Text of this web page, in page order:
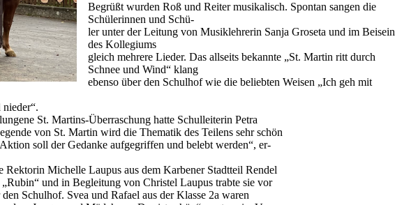
Begrüßt wurden Roß und Reiter musikalisch. Spontan sangen die
Schülerinnen und Schü-
ler unter der Leitung von Musiklehrerin Sanja Groseta und im Beisein
des Kollegiums
gleich mehrere Lieder. Das allseits bekannte „St. Martin ritt durch
Schnee und Wind“ klang
ebenso über den Schulhof wie die beliebten Weisen „Ich geh mit
St. Martins-Überraschung hatte Schulleiterin Petra
von St. Martin wird die Thematik des Teilens sehr schön
soll der Gedanke aufgegriffen und belebt werden“, er-
Rektorin Michelle Laupus aus dem Karbener Stadtteil Rendel
und in Begleitung von Christel Laupus trabte sie vor
Schulhof. Svea und Rafael aus der Klasse 2a waren